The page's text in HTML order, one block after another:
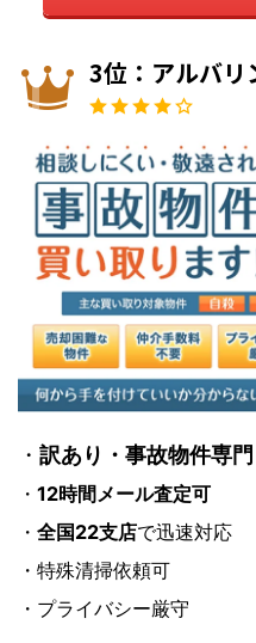
3位：アルバリ
・ 訳あり・事故物件専門
・ 12時間メール査定可
・ 全国22支店で迅速対応
・特殊清掃依頼可
・プライバシー厳守